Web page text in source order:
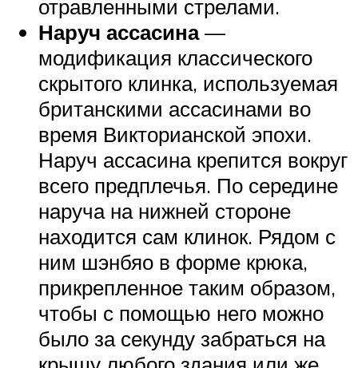
отравленными стрелами.
Наруч ассасина—
модификация классического
скрытого клинка, используемая
британскими ассасинами во
время Викторианской эпохи.
Наруч ассасина крепится вокруг
всего предплечья. По середине
наруча на нижней стороне
находится сам клинок. Рядом с
ним шэнбяо в форме крюка,
прикрепленное таким образом,
чтобы с помощью него можно
было за секунду забраться на